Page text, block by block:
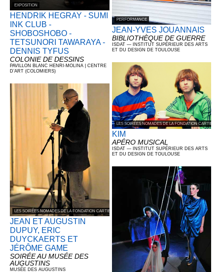
EXPOSITION
HENDRIK HEGRAY - SUMI
INK CLUB -
SHOBOSHOBO -
TETSUNORI TAWARAYA -
DENNIS TYFUS
COLONIE DE DESSINS
PAVILLON BLANC HENRI-MOLINA | CENTRE
D’ART (COLOMIERS)
LES SOIRÉES NOMADES DE LA FONDATION CARTIER POUR L’ART CONTEMPORAIN
JEAN ET AUGUSTIN
DUPUY, ERIC
DUYCKAERTS ET
JÉRÔME GAME
SOIRÉE AU MUSÉE DES
AUGUSTINS
MUSÉE DES AUGUSTINS
PERFORMANCE
JEAN-YVES JOUANNAIS
BIBLIOTHÈQUE DE GUERRE
ISDAT — INSTITUT SUPÉRIEUR DES ARTS
ET DU DESIGN DE TOULOUSE
LES SOIRÉES NOMADES DE LA FONDATION CARTIER
KIM
APÉRO MUSICAL
ISDAT — INSTITUT SUPÉRIEUR DES ARTS
ET DU DESIGN DE TOULOUSE